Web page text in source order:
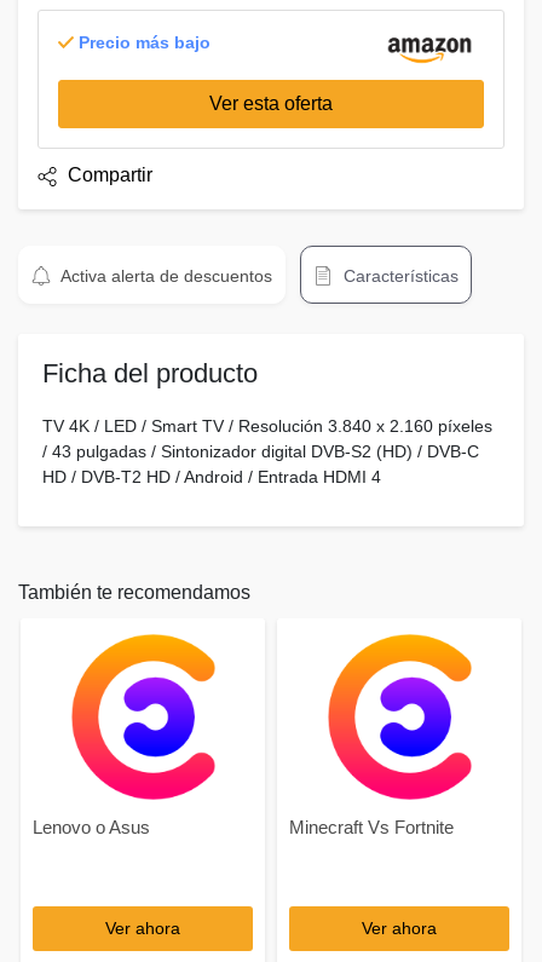
Precio más bajo
Ver esta oferta
Compartir
Activa alerta de descuentos Características
Ficha del producto
TV 4K / LED / Smart TV / Resolución 3.840 x 2.160 píxeles
/ 43 pulgadas / Sintonizador digital DVB-S2 (HD) / DVB-C
HD / DVB-T2 HD / Android / Entrada HDMI 4
También te recomendamos
Lenovo o Asus
Ver ahora
Minecraft Vs Fortnite
Ver ahora